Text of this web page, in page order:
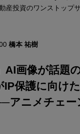
産投資のワンストップ
橋本 祐樹
AI画像が話題
IP保護に向け
アニメチェー